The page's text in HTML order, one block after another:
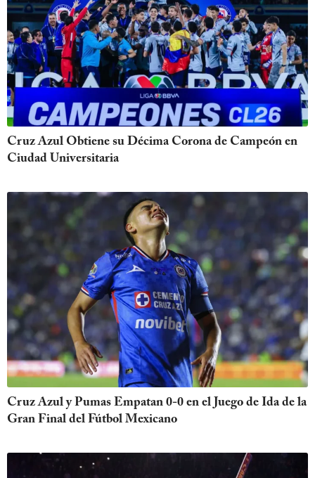
Cruz Azul Obtiene su Décima Corona de Campeón en
Ciudad Universitaria
Cruz Azul y Pumas Empatan 0-0 en el Juego de Ida de la
Gran Final del Fútbol Mexicano